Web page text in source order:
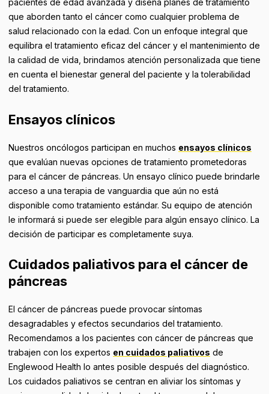
pacientes de edad avanzada y diseña planes de tratamiento
que aborden tanto el cáncer como cualquier problema de
salud relacionado con la edad. Con un enfoque integral que
equilibra el tratamiento eficaz del cáncer y el mantenimiento de
la calidad de vida, brindamos atención personalizada que tiene
en cuenta el bienestar general del paciente y la tolerabilidad
del tratamiento.
Ensayos clínicos
Nuestros oncólogos participan en muchos ensayos clínicos
que evalúan nuevas opciones de tratamiento prometedoras
para el cáncer de páncreas. Un ensayo clínico puede brindarle
acceso a una terapia de vanguardia que aún no está
disponible como tratamiento estándar. Su equipo de atención
le informará si puede ser elegible para algún ensayo clínico. La
decisión de participar es completamente suya.
Cuidados paliativos para el cáncer de
páncreas
El cáncer de páncreas puede provocar síntomas
desagradables y efectos secundarios del tratamiento.
Recomendamos a los pacientes con cáncer de páncreas que
trabajen con los expertos en cuidados paliativos de
Englewood Health lo antes posible después del diagnóstico.
Los cuidados paliativos se centran en aliviar los síntomas y